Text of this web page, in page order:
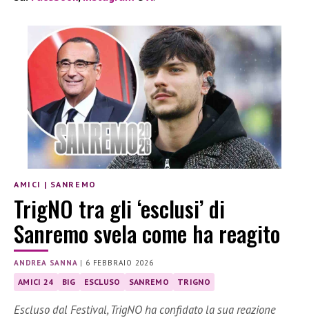
AMICI | SANREMO
TrigNO tra gli ‘esclusi’ di
Sanremo svela come ha reagito
ANDREA SANNA | 6 FEBBRAIO 2026
AMICI 24 BIG ESCLUSO SANREMO TRIGNO
Escluso dal Festival, TrigNO ha confidato la sua reazione